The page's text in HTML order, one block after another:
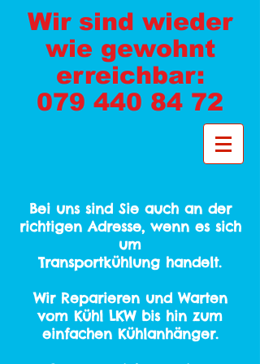
Wir sind wieder
wie gewohnt
erreichbar:
079 440 84 72
Bei uns sind Sie auch an der
richtigen Adresse, wenn es sich
um
Transportkühlung handelt.
Wir Reparieren und Warten
vom Kühl LKW bis hin zum
einfachenKühlanhänger.